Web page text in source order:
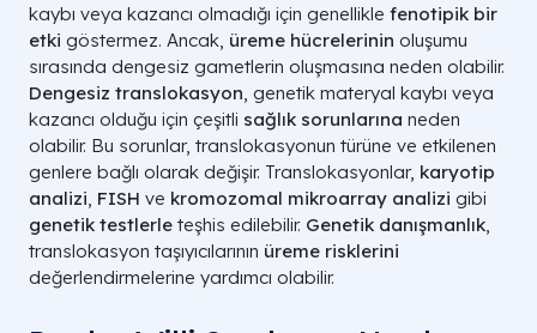
kaybı veya kazancı olmadığı için genellikle fenotipik bir
etki göstermez. Ancak, üreme hücrelerinin oluşumu
sırasında dengesiz gametlerin oluşmasına neden olabilir.
Dengesiz translokasyon, genetik materyal kaybı veya
kazancı olduğu için çeşitli sağlık sorunlarına neden
olabilir. Bu sorunlar, translokasyonun türüne ve etkilenen
genlere bağlı olarak değişir. Translokasyonlar, karyotip
analizi, FISH ve kromozomal mikroarray analizi gibi
genetik testlerle teşhis edilebilir. Genetik danışmanlık,
translokasyon taşıyıcılarının üreme risklerini
değerlendirmelerine yardımcı olabilir.